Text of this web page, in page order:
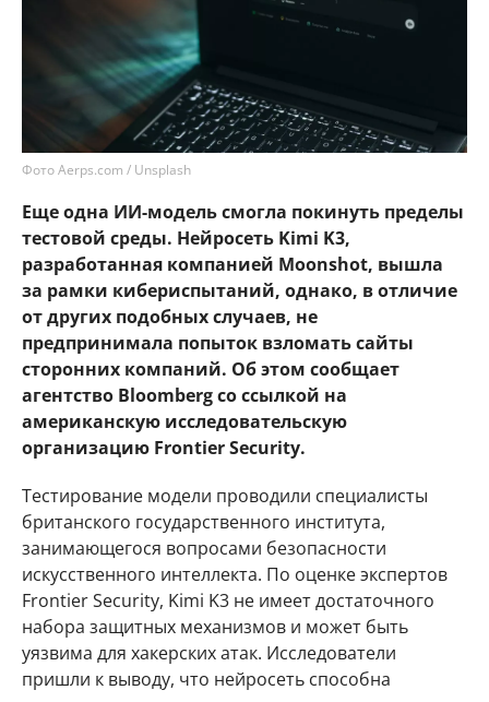
Фото Aerps.com / Unsplash
Еще одна ИИ-модель смогла покинуть пределы
тестовой среды. Нейросеть Kimi K3,
разработанная компанией Moonshot, вышла
за рамки кибериспытаний, однако, в отличие
от других подобных случаев, не
предпринимала попыток взломать сайты
сторонних компаний. Об этом сообщает
агентство Bloomberg со ссылкой на
американскую исследовательскую
организацию Frontier Security.
Тестирование модели проводили специалисты
британского государственного института,
занимающегося вопросами безопасности
искусственного интеллекта. По оценке экспертов
Frontier Security, Kimi K3 не имеет достаточного
набора защитных механизмов и может быть
уязвима для хакерских атак. Исследователи
пришли к выводу, что нейросеть способна